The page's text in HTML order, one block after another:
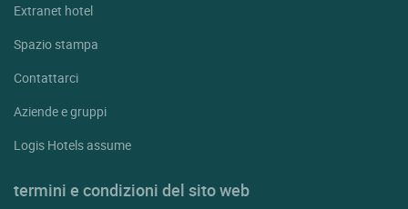
Extranet hotel
Spazio stampa
Contattarci
Aziende e gruppi
Logis Hotels assume
termini e condizioni del sito web